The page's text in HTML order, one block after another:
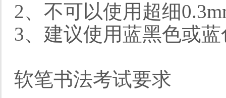
2、不可以使用超细
3、建议使用蓝黑色或
软笔书法考试要求